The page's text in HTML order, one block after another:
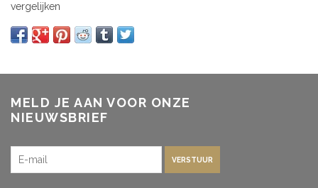
vergelijken
MELD JE AAN VOOR ONZE
NIEUWSBRIEF
VERSTUUR